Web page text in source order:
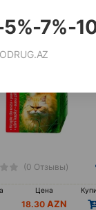
7%-
(0 Отзывы)
Цена
18.30